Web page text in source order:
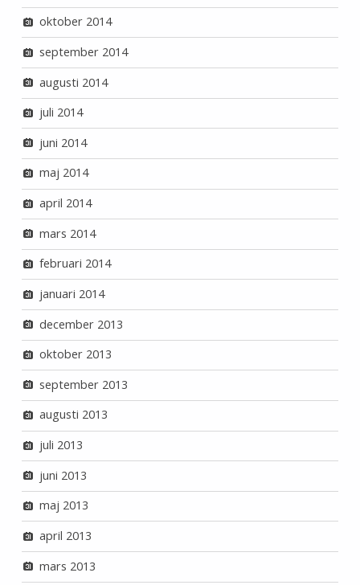
oktober 2014
september 2014
augusti 2014
juli 2014
juni 2014
maj 2014
april 2014
mars 2014
februari 2014
januari 2014
december 2013
oktober 2013
september 2013
augusti 2013
juli 2013
juni 2013
maj 2013
april 2013
mars 2013